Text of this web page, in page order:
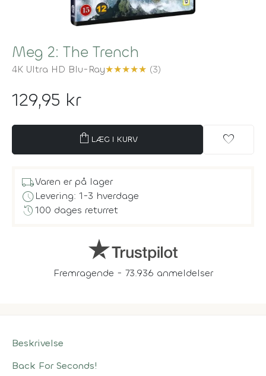
Meg 2: The Trench
4K Ultra HD Blu-Ray★★★★★ (3)
129,95 kr
shopping_bag LÆG I KURV favorite
local_shippingVaren er på lager
scheduleLevering: 1-3 hverdage
history100 dages returret
Fremragende - 73.936 anmeldelser
Beskrivelse
Back For Seconds!